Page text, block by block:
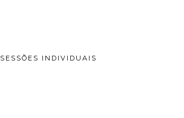
SESSÕES INDIVIDUAIS